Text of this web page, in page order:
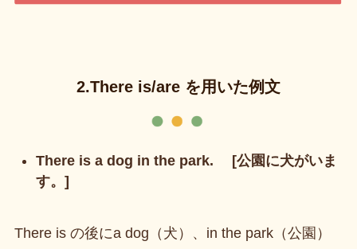
2.There is/are を用いた例文
There is a dog in the park. [公園に犬がいま
す。]
There is の後にa dog（犬）、in the park（公園）